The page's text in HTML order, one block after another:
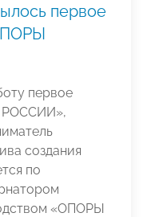
первое
первое
РОССИИ»,
создания
по
«ОПОРЫ